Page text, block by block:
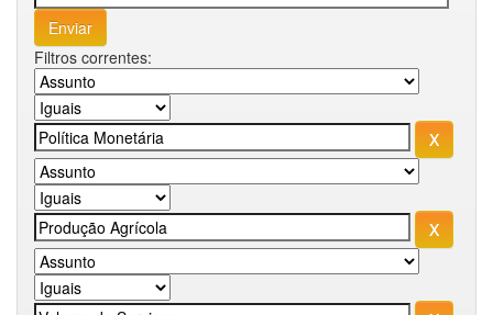
Filtros correntes: